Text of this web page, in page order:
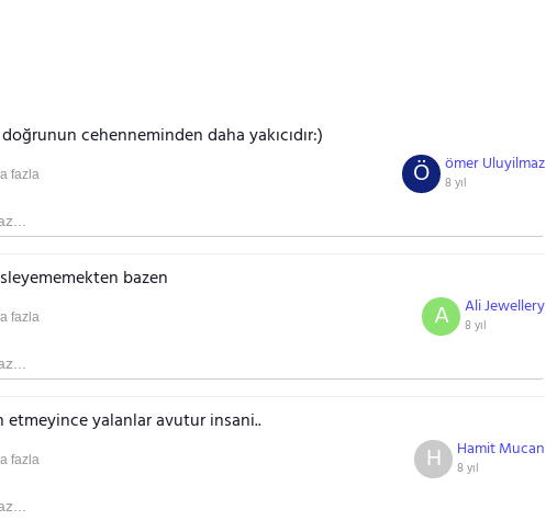
cehenneminden daha yakıcıdır:)
fazla ömer Uluyilmaz
8 yıl
Ö
bazen
fazla Ali Jewellery
8 yıl
A
yalanlar avutur insani..
fazla Hamit Mucan
8 yıl
H